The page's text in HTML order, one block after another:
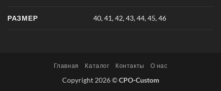
РАЗМЕР 40,41,42,43,44,45,46
Главная Каталог Контакты О нас
Copyright 2026 ©CPO-Custom